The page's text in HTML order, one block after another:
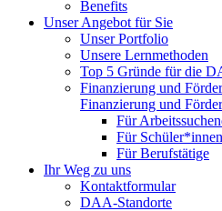
Benefits
Unser Angebot für Sie
Unser Portfolio
Unsere Lernmethoden
Top 5 Gründe für die
Finanzierung und
Finanzierung und
Für
Für
Für Berufstätige
Ihr Weg zu uns
Kontaktformular
DAA-Standorte